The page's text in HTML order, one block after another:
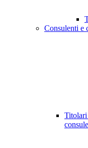
Consulenti e